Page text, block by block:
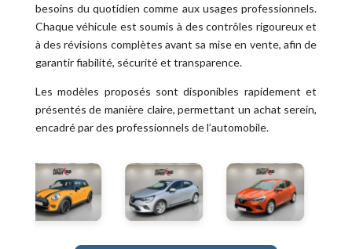
besoins du quotidien comme aux usages professionnels.
Chaque véhicule est soumis à des contrôles rigoureux et
à des révisions complètes avant sa mise en vente, afin de
garantir fiabilité, sécurité et transparence.
Les modèles proposés sont disponibles rapidement et
présentés de manière claire, permettant un achat serein,
encadré par des professionnels de l’automobile.